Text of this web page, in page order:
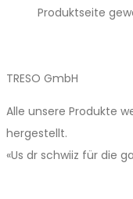
Produktseite
TRESO GmbH
Alle unsere Produkte
hergestellt.
«Us dr schwiiz für die